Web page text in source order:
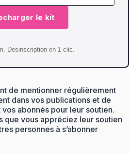
le kit
Desinscription en 1 clic.
de mentionner régulièrement
dans vos publications et de
abonnés pour leur soutien.
que vous appréciez leur soutien
personnes à s’abonner